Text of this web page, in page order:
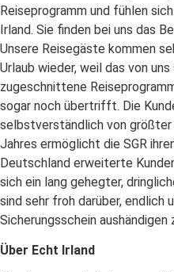
Reiseprogramm und fühlen
Irland. Sie finden bei uns das
Unsere Reisegäste kommen
Urlaub wieder, weil das von
zugeschnittene
sogar noch übertrifft. Die
selbstverständlich von größter
Jahres ermöglicht die SGR
Deutschland erweiterte
sich ein lang gehegter,
sind sehr froh darüber, endlich
Sicherungsschein aushändigen
Über Echt Irland